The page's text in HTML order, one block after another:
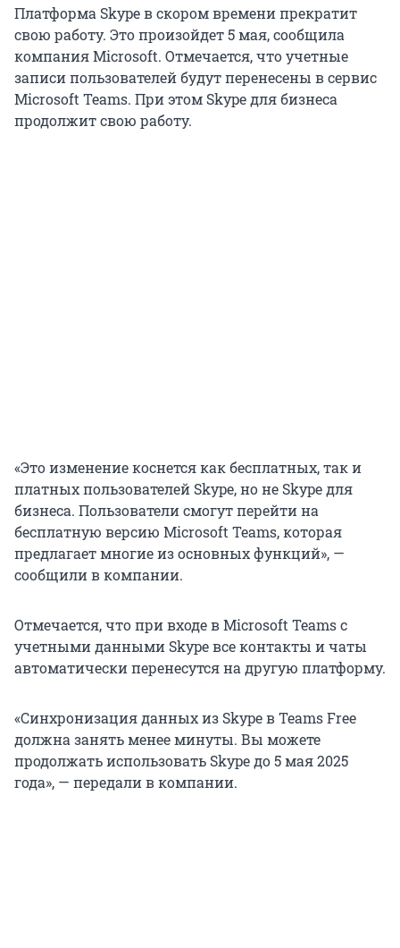
Платформа Skype в скором времени прекратит
свою работу. Это произойдет 5 мая, сообщила
компания Microsoft. Отмечается, что учетные
записи пользователей будут перенесены в сервис
Microsoft Teams. При этом Skype для бизнеса
продолжит свою работу.
«Это изменение коснется как бесплатных, так и
платных пользователей Skype, но не Skype для
бизнеса. Пользователи смогут перейти на
бесплатную версию Microsoft Teams, которая
предлагает многие из основных функций», —
сообщили в компании.
Отмечается, что при входе в Microsoft Teams с
учетными данными Skype все контакты и чаты
автоматически перенесутся на другую платформу.
«Синхронизация данных из Skype в Teams Free
должна занять менее минуты. Вы можете
продолжать использовать Skype до 5 мая 2025
года», — передали в компании.